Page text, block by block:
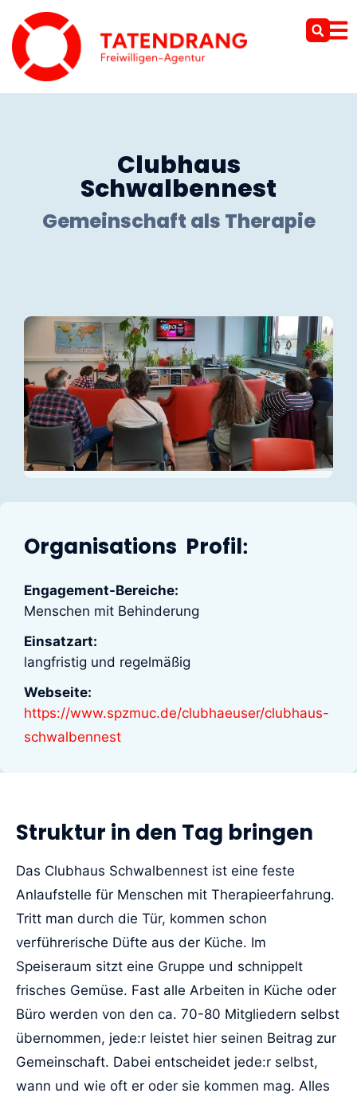
Clubhaus
Schwalbennest
Gemeinschaft als Therapie
Organisations Profil:
Engagement-Bereiche:
Menschen mit Behinderung
Einsatzart:
langfristig und regelmäßig
Webseite:
https://www.spzmuc.de/clubhaeuser/clubhaus-
schwalbennest
Struktur in den Tag bringen
Das Clubhaus Schwalbennest ist eine feste
Anlaufstelle für Menschen mit Therapieerfahrung.
Tritt man durch die Tür, kommen schon
verführerische Düfte aus der Küche. Im
Speiseraum sitzt eine Gruppe und schnippelt
frisches Gemüse. Fast alle Arbeiten in Küche oder
Büro werden von den ca. 70-80 Mitgliedern selbst
übernommen, jede:r leistet hier seinen Beitrag zur
Gemeinschaft. Dabei entscheidet jede:r selbst,
wann und wie oft er oder sie kommen mag. Alles